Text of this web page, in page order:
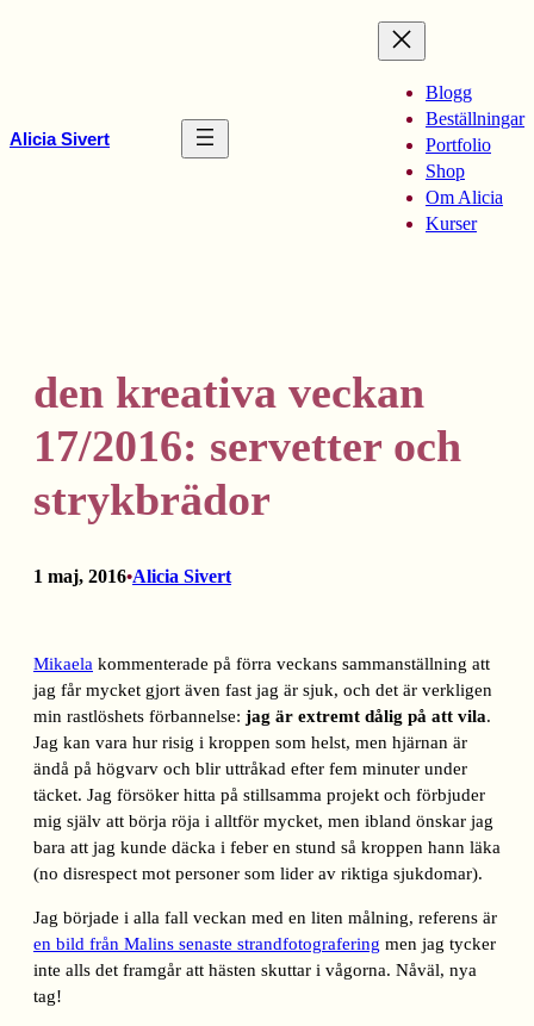
Alicia Sivert
Blogg
Beställningar
Portfolio
Shop
Om Alicia
Kurser
den kreativa veckan
17/2016: servetter och
strykbrädor
1 maj, 2016•Alicia Sivert
Mikaela kommenterade på förra veckans sammanställning att
jag får mycket gjort även fast jag är sjuk, och det är verkligen
min rastlöshets förbannelse: jag är extremt dålig på att vila.
Jag kan vara hur risig i kroppen som helst, men hjärnan är
ändå på högvarv och blir uttråkad efter fem minuter under
täcket. Jag försöker hitta på stillsamma projekt och förbjuder
mig själv att börja röja i alltför mycket, men ibland önskar jag
bara att jag kunde däcka i feber en stund så kroppen hann läka
(no disrespect mot personer som lider av riktiga sjukdomar).
Jag började i alla fall veckan med en liten målning, referens är
en bild från Malins senaste strandfotografering men jag tycker
inte alls det framgår att hästen skuttar i vågorna. Nåväl, nya
tag!